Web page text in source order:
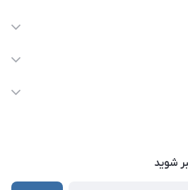
نداریم)
شوید